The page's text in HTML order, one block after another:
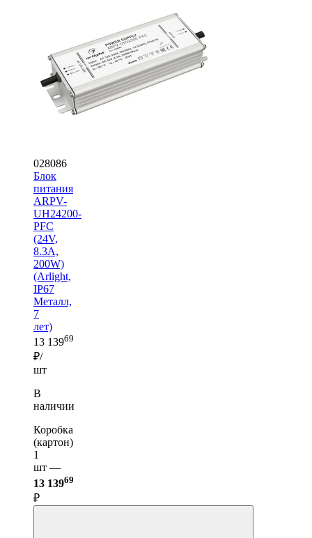
028086
Блок
питания
ARPV-
UH24200-
PFC
(24V,
8.3A,
200W)
(Arlight,
IP67
Металл,
7
лет)
13 13969
₽/
шт
В
наличии
Коробка
(картон)
1
шт —
13 13969
₽